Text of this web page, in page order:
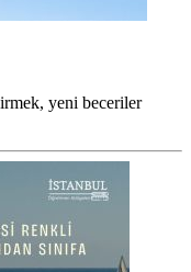
yeni beceriler